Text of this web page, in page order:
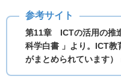
第11章 ICTの活用の推
科学白書 」より。ICT教
がまとめられています）